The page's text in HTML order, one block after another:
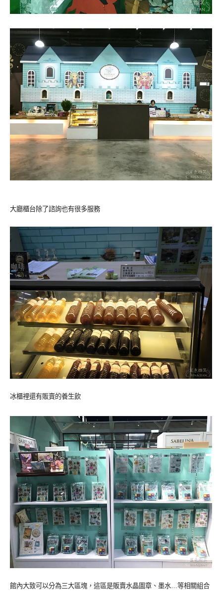
大廳櫃台除了諮詢也有很多服務
冰櫃裡還有販賣的養生飲
館內大致可以分為三大區塊，這區是販賣水晶圖章、墨水…等相關組合